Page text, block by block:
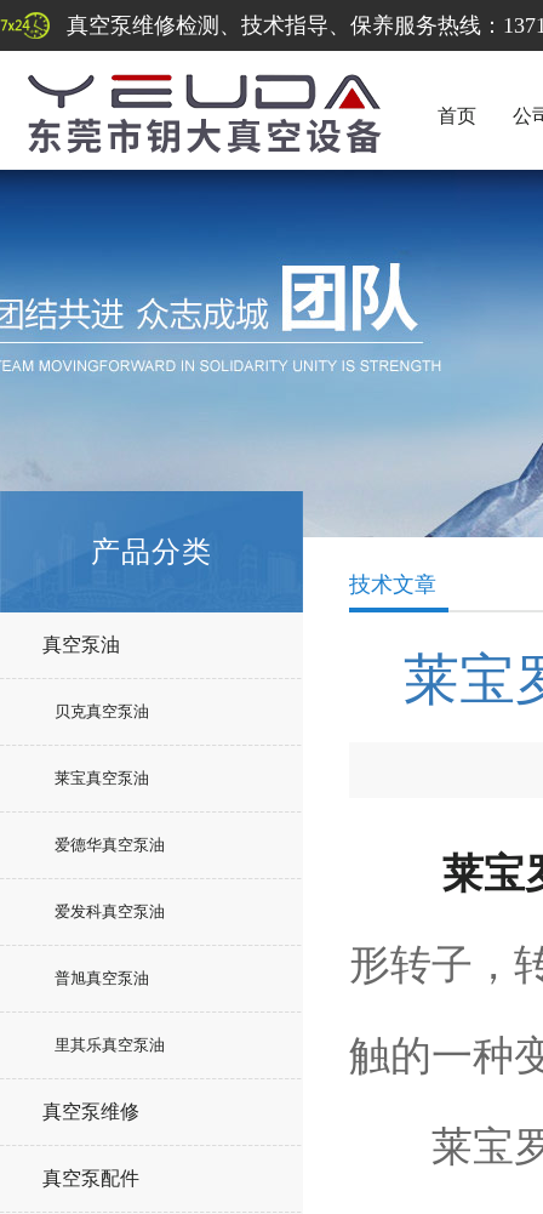
真空泵维修检测、技术指导、保养服务热线：
首页 公
产品分类
真空泵油
贝克真空泵油
莱宝真空泵油
爱德华真空泵油
爱发科真空泵油
普旭真空泵油
里其乐真空泵油
真空泵维修
真空泵配件
技术文章
莱宝
莱宝
形转子，
触的一种
莱宝罗